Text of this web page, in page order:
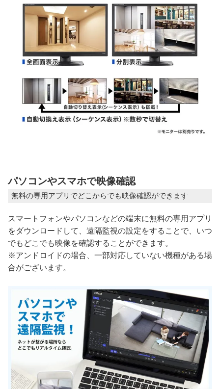
パソコンやスマホで映像確認
無料の専用アプリでどこからでも映像確認ができます
スマートフォンやパソコンなどの端末に無料の専用アプリ
をダウンロードして、遠隔監視の設定をすることで、いつ
でもどこでも映像を確認することができます。
※アンドロイドの場合、一部対応していない機種がある場
合がございます。